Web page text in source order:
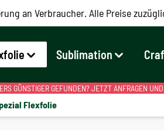
an Verbraucher. Alle Preise
Sublimation
GÜNSTIGER GEFUNDEN? JETZT ANFRAGEN
Flexfolie